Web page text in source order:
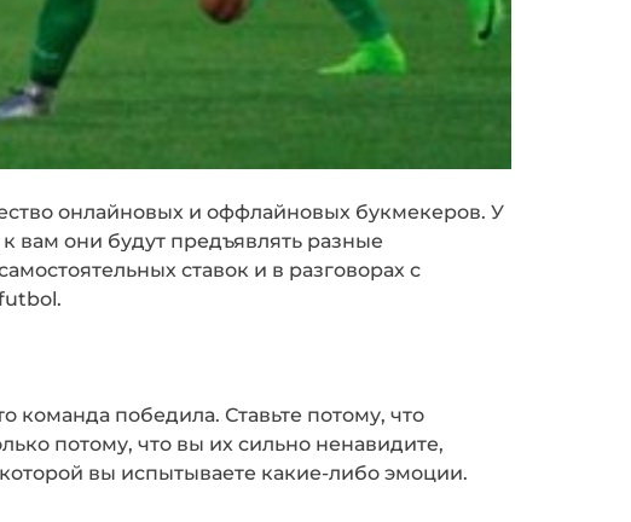
онлайновых и оффлайновых букмекеров. У
вам они будут предъявлять разные
ставок и в разговорах с
команда победила. Ставьте потому, что
потому, что вы их сильно ненавидите,
вы испытываете какие-либо эмоции.